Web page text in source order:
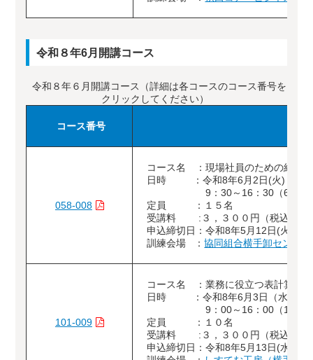
令和８年6月開講コース
令和８年６月開講コース（詳細は各コースのコース番号を
クリックしてください）
コース番号
058-008
コース名 ：現場社員のための組織
日時 ：令和8年6月2日(火)
9：30～16：30（6時間
定員 ：１５名
受講料 :３，３００円（税込）
申込締切日：令和8年5月12日(火)
訓練会場 ：協同組合横手卸センタ
101-009
コース名 ：業務に役立つ表計算ソ
日時 ：令和8年6月3日（水）・9
9：00～16：00（12時間
定員 ：１０名
受講料 :３，３００円（税込）
申込締切日：令和8年5月13日(水)